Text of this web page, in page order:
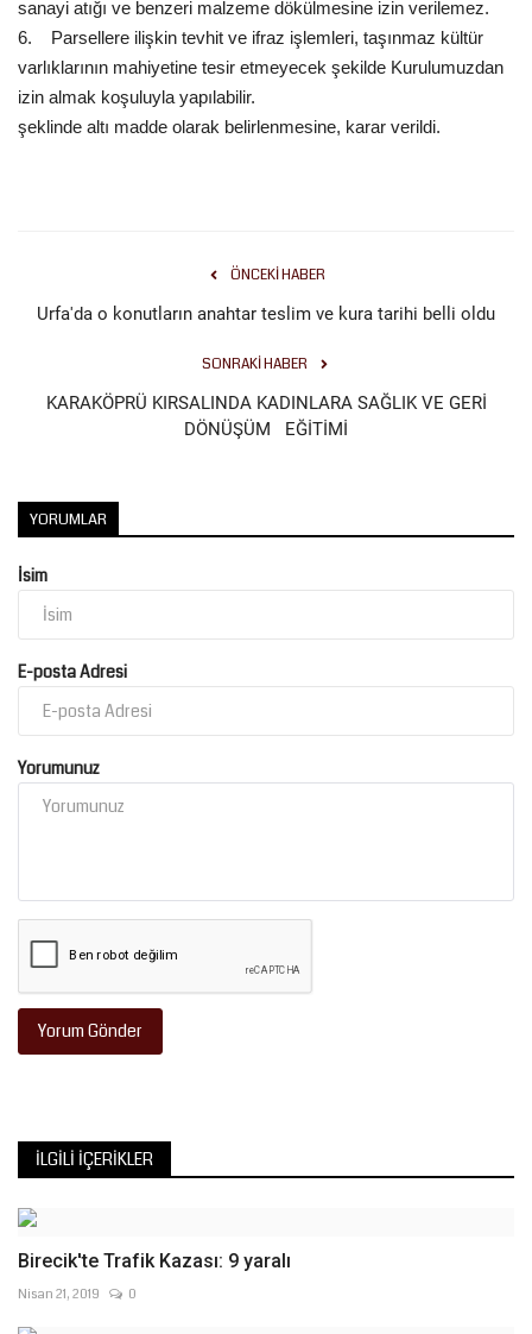
sanayi atığı ve benzeri malzeme dökülmesine izin verilemez.
6. Parsellere ilişkin tevhit ve ifraz işlemleri, taşınmaz kültür
varlıklarının mahiyetine tesir etmeyecek şekilde Kurulumuzdan
izin almak koşuluyla yapılabilir.
şeklinde altı madde olarak belirlenmesine, karar verildi.
ÖNCEKI HABER
Urfa'da o konutların anahtar teslim ve kura tarihi belli oldu
SONRAKI HABER
KARAKÖPRÜ KIRSALINDA KADINLARA SAĞLIK VE GERİ
DÖNÜŞÜM EĞİTİMİ
YORUMLAR
İsim
E-posta Adresi
Yorumunuz
Yorum Gönder
İLGILI İÇERIKLER
Birecik'te Trafik Kazası: 9 yaralı
Nisan 21, 2019 0